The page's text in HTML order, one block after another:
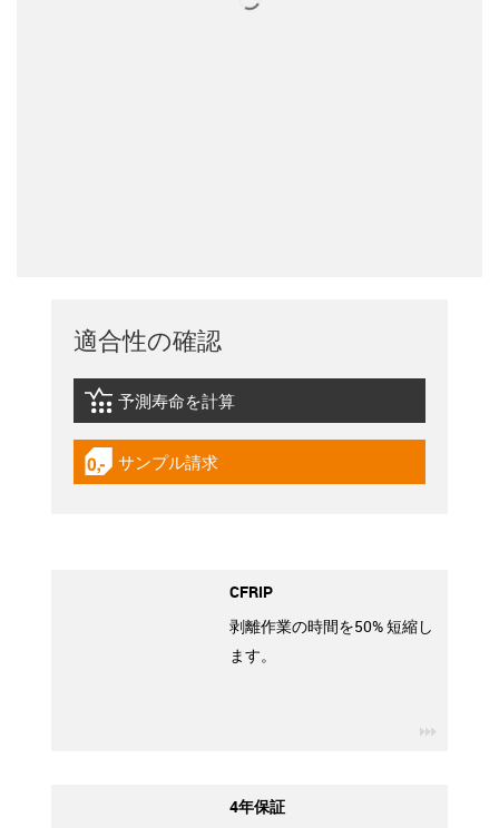
適合性の確認
igus-icon-lebensdauerrechner
予測寿命を計算
igus-icon-gratismuster
サンプル請求
CFRIP
剥離作業の時間を50% 短縮し
ます。
4年保証